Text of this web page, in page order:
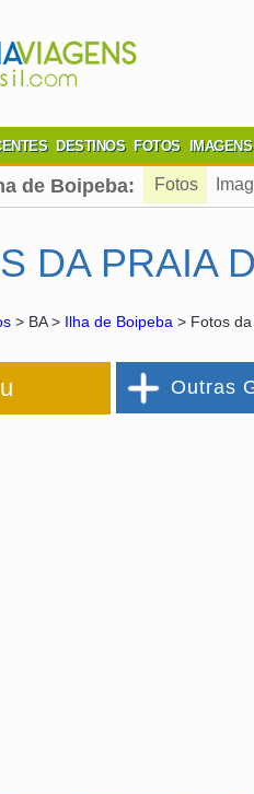
DESTINOS FOTOS IMAGENS
de Boipeba: Fotos
DA PRAIA
> BA > Ilha de Boipeba > Fotos
Outras